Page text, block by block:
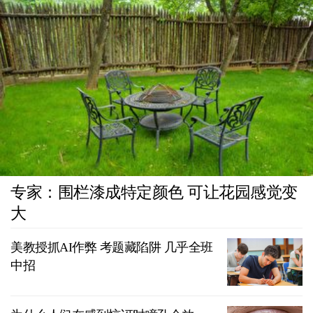
专家：围栏漆成特定颜色 可让花园感觉变
大
美教授抓AI作弊 考题藏陷阱 几乎全班
中招